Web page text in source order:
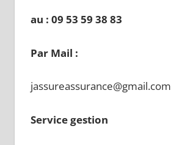
au : 09 53 59 38 83
Par Mail :
jassureassurance@gmail.com
Service gestion